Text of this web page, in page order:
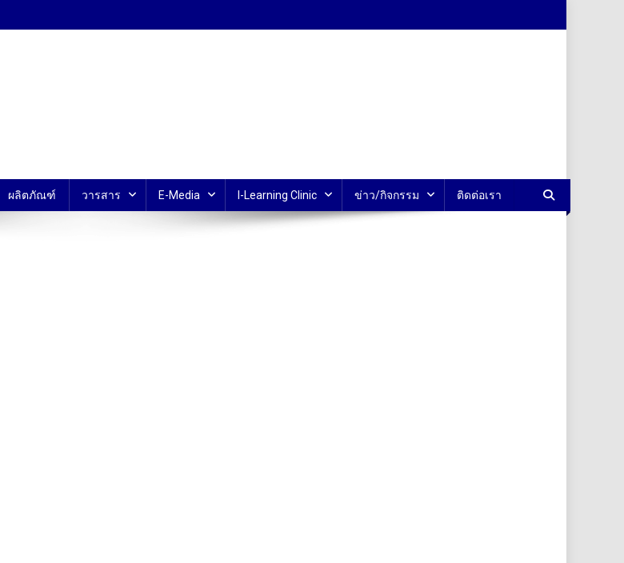
ผลิตภัณฑ์ วารสาร E-Media I-Learning Clinic ข่าว/กิจกรรม ติดต่อเรา